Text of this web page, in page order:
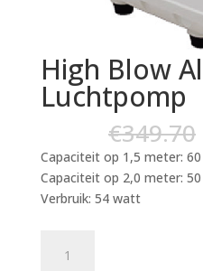
High Blow
Luchtpomp
€349.70
Capaciteit op 1,5 meter:
Capaciteit op 2,0 meter:
Verbruik: 54 watt
Blow